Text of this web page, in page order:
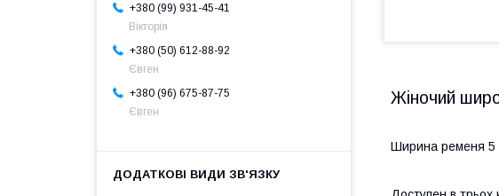
Жіночий
Ширина ременя 5
+380 (99) 931-45-41
Вікторія
+380 (50) 612-88-92
Євген
+380 (96) 675-87-75
Євген